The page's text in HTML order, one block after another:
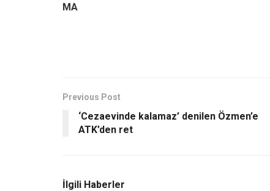
MA
Previous Post
‘Cezaevinde kalamaz’ denilen Özmen’e
ATK’den ret
İlgili Haberler